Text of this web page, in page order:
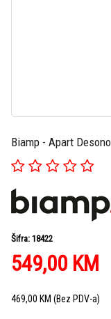
Biamp - Apart
Šifra: 18422
549,00 KM
469,00 KM (Bez PDV-a)